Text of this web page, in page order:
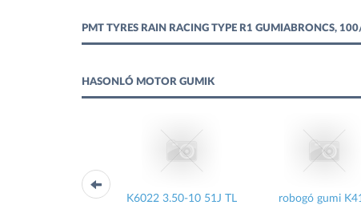
PMT TYRES RAIN RACING TYPE R1 GUMIABRONCS,
HASONLÓ MOTOR GUMIK
gumi Heidenau
K6022 3.50-10 51J TL
robogó gumi